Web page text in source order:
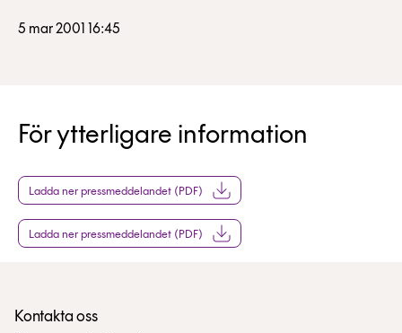
5 mar 2001 16:45
För ytterligare information
Ladda ner pressmeddelandet (PDF)
Ladda ner pressmeddelandet (PDF)
Kontakta oss